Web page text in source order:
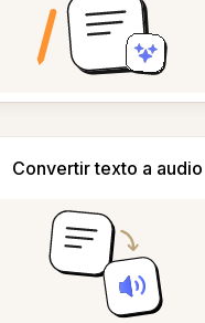
Convertir texto a audio